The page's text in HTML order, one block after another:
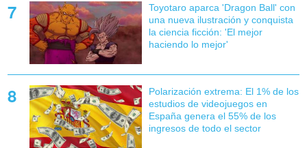
Toyotaro aparca 'Dragon Ball' con
una nueva ilustración y conquista
la ciencia ficción: 'El mejor
haciendo lo mejor'
Polarización extrema: El 1% de los
estudios de videojuegos en
España genera el 55% de los
ingresos de todo el sector